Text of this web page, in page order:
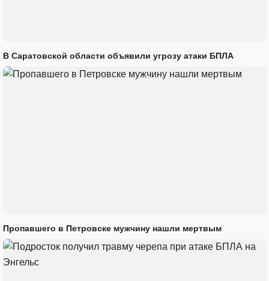
В Саратовской области объявили угрозу атаки БПЛА
Пропавшего в Петровске мужчину нашли мертвым